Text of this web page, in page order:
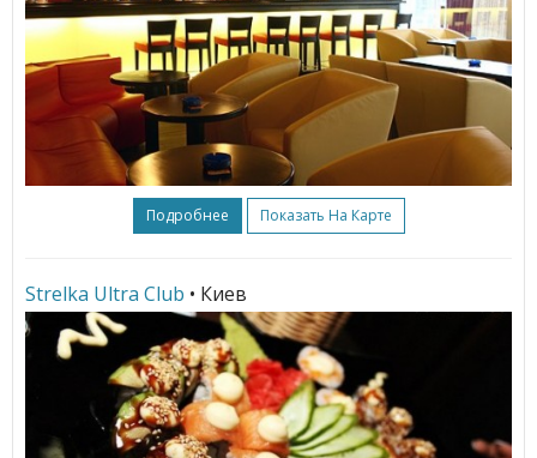
Подробнее Показать На Карте
Strelka Ultra Club • Киев